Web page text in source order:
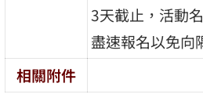
3天截止，活動
盡速報名以免向
相關附件